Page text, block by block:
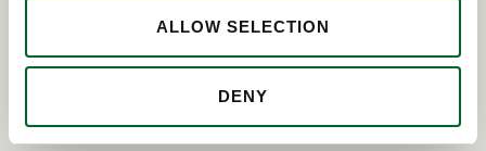
ALLOW SELECTION
DENYDISTRIBUTØRER